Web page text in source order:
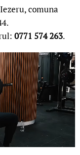
comuna
0771 574 263.